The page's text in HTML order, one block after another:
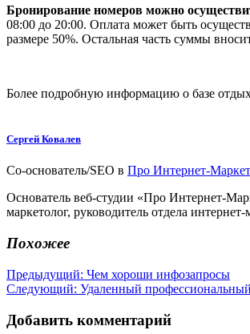
Бронирование номеров можно
08:00 до 20:00. Оплата может быть
размере 50%. Остальная часть суммы
Более подробную информацию о базе
Сергей Ковалев
Со-основатель/SEO в Про Интернет-
Основатель веб-студии «Про Интернет-
маркетолог, руководитель отдела
Похожее
Навигация
по
записям
Предыдущий: Предыдущая
запись:
Чем хороши инфозапросы
Следующий: Следующая
Удаленный
Добавить комментарий